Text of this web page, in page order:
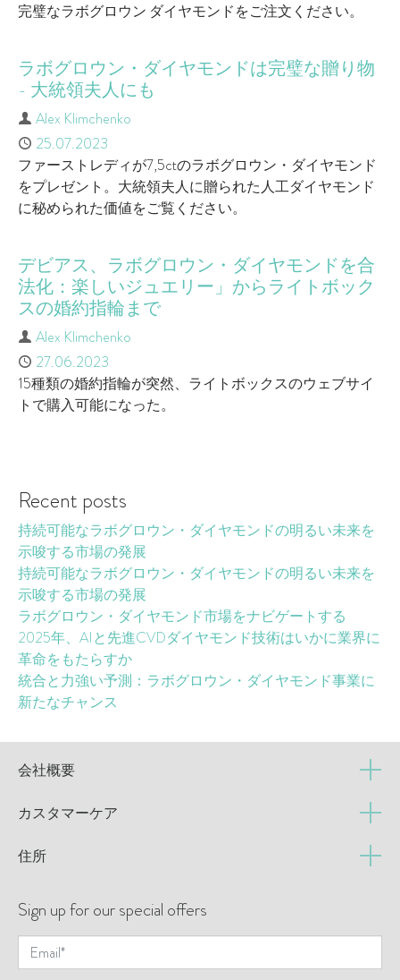
完璧なラボグロウン ダイヤモンドをご注文ください。
ラボグロウン・ダイヤモンドは完璧な贈り物
- 大統領夫人にも
Author
Alex Klimchenko
Published
25.07.2023
ファーストレディが7,5ctのラボグロウン・ダイヤモンド
をプレゼント。大統領夫人に贈られた人工ダイヤモンド
に秘められた価値をご覧ください。
デビアス、ラボグロウン・ダイヤモンドを合
法化：楽しいジュエリー」からライトボック
スの婚約指輪まで
Author
Alex Klimchenko
Published
27.06.2023
15種類の婚約指輪が突然、ライトボックスのウェブサイ
トで購入可能になった。
Recent posts
持続可能なラボグロウン・ダイヤモンドの明るい未来を
示唆する市場の発展
持続可能なラボグロウン・ダイヤモンドの明るい未来を
示唆する市場の発展
ラボグロウン・ダイヤモンド市場をナビゲートする
2025年、AIと先進CVDダイヤモンド技術はいかに業界に
革命をもたらすか
統合と力強い予測：ラボグロウン・ダイヤモンド事業に
新たなチャンス
会社概要
カスタマーケア
住所
Sign up for our special offers